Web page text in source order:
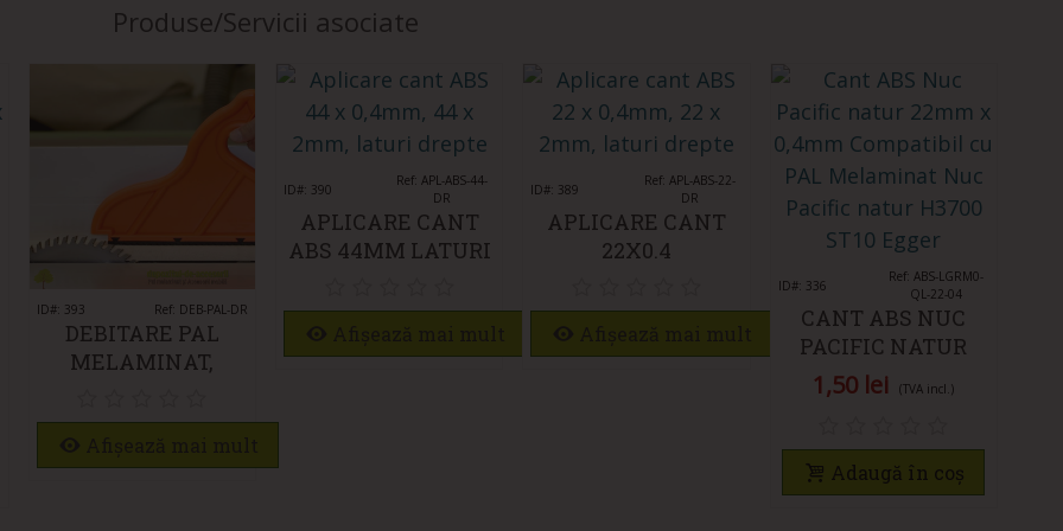
Produse/Servicii asociate
Îmi place
ID#: 393 Ref: DEB-PAL-DR
DEBITARE PAL
MELAMINAT,
UNGHI 90 GRADE
Îmi place
ID#: 390
Ref: APL-ABS-44-
DR
APLICARE CANT
ABS 44MM LATURI
Îmi place
ID#: 389
Ref: APL-ABS-22-
DR
APLICARE CANT
22X0.4
Îmi place
ID#: 336
Ref: ABS-LGRM0-
QL-22-04
CANT ABS NUC
PACIFIC NATUR
22MM X 0,4MM
1,50 lei (TVA incl.)
Adaugă în coș